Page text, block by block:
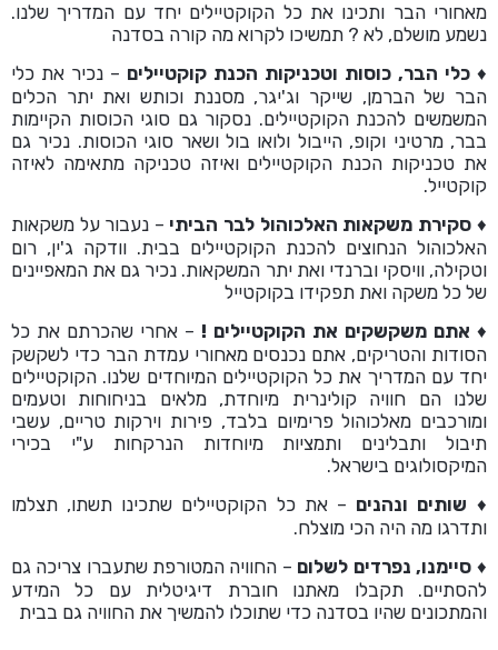
מאחורי הבר ותכינו את כל הקוקטיילים יחד עם המדריך שלנו.
נשמע מושלם, לא ? תמשיכו לקרוא מה קורה בסדנה
♦ כלי הבר, כוסות וטכניקות הכנת קוקטיילים – נכיר את כלי
הבר של הברמן, שייקר וג'יגר, מסננת וכותש ואת יתר הכלים
המשמשים להכנת הקוקטיילים. נסקור גם סוגי הכוסות הקיימות
בבר, מרטיני וקופ, הייבול ולואו בול ושאר סוגי הכוסות. נכיר גם
את טכניקות הכנת הקוקטיילים ואיזה טכניקה מתאימה לאיזה
קוקטייל.
♦ סקירת משקאות האלכוהול לבר הביתי – נעבור על משקאות
האלכוהול הנחוצים להכנת הקוקטיילים בבית. וודקה ג'ין, רום
וטקילה, וויסקי וברנדי ואת יתר המשקאות. נכיר גם את המאפיינים
של כל משקה ואת תפקידו בקוקטייל
♦ אתם משקשקים את הקוקטיילים ! – אחרי שהכרתם את כל
הסודות והטריקים, אתם נכנסים מאחורי עמדת הבר כדי לשקשק
יחד עם המדריך את כל הקוקטיילים המיוחדים שלנו. הקוקטיילים
שלנו הם חוויה קולינרית מיוחדת, מלאים בניחוחות וטעמים
ומורכבים מאלכוהול פרימיום בלבד, פירות וירקות טריים, עשבי
תיבול ותבלינים ותמציות מיוחדות הנרקחות ע"י בכירי
המיקסולוגים בישראל.
♦ שותים ונהנים – את כל הקוקטיילים שתכינו תשתו, תצלמו
ותדרגו מה היה הכי מוצלח.
♦ סיימנו, נפרדים לשלום – החוויה המטורפת שתעברו צריכה גם
להסתיים. תקבלו מאתנו חוברת דיגיטלית עם כל המידע
והמתכונים שהיו בסדנה כדי שתוכלו להמשיך את החוויה גם בבית